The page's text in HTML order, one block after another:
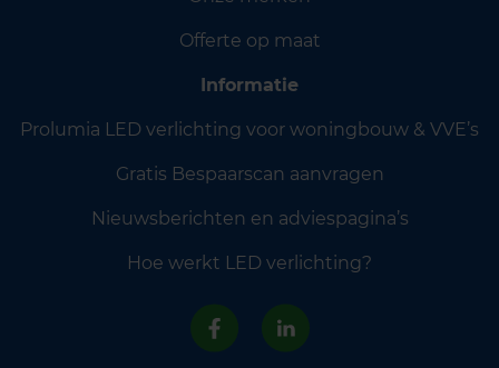
Offerte op maat
Informatie
Prolumia LED verlichting voor woningbouw & VVE’s
Gratis Bespaarscan aanvragen
Nieuwsberichten en adviespagina’s
Hoe werkt LED verlichting?